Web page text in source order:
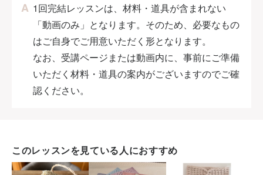
1回完結レッスンは、材料・道具が含まれない
「動画のみ」となります。そのため、必要なもの
はご自身でご用意いただく形となります。
なお、受講ページまたは動画内に、事前にご準備
いただく材料・道具の案内がございますのでご確
認ください。
このレッスンを見ている人におすすめ